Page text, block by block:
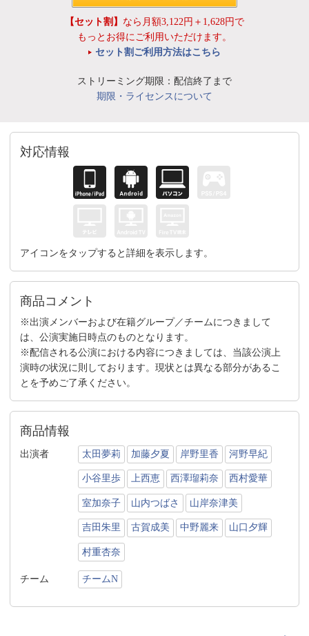
【セット割】 なら月額3,122円＋1,628円で
もっとお得にご利用いただけます。
セット割ご利用方法はこちら
ストリーミング期限：配信終了まで
期限・ライセンスについて
対応情報
アイコンをタップすると詳細を表示します。
商品コメント
※出演メンバーおよび在籍グループ／チームにつきまして
は、公演実施日時点のものとなります。
※配信される公演における内容につきましては、当該公演上
演時の状況に則しております。現状とは異なる部分があるこ
とを予めご了承ください。
商品情報
出演者 太田夢莉 加藤夕夏 岸野里香 河野早紀
小谷里歩 上西恵 西澤瑠莉奈 西村愛華
室加奈子 山内つばさ 山岸奈津美
吉田朱里 古賀成美 中野麗来 山口夕輝
村重杏奈
チーム チームN